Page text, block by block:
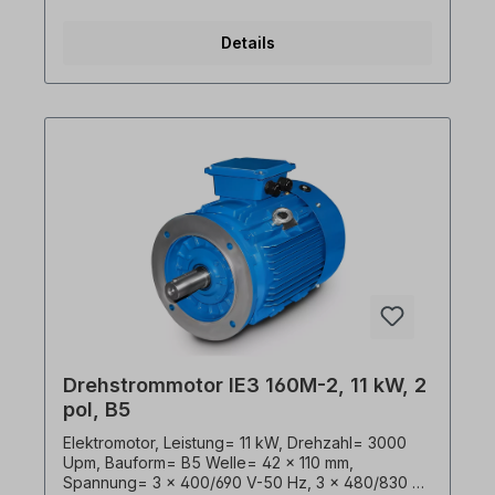
Kaltleiter, Gewicht= 109,0 kg, Betriebsart= S1-
Grauguss, Isolationsklasse= F (155°C),
den Kupplungsbetrieb ausgelegt. Bei
Riemenantrieb empfehlen wir verstärkte
Zylinderrollenlager Der Elektromotor ist für den
Frequenzumrichter- Einsatz und für beide
Drehrichtungen geeignet. Gemäß VDE 0105 bzw.
IEC 364 sind alle Arbeiten am Elektroantrieb nur
von qualifiziertem Fachpersonal durchzuführen.
Bei Modifikationen oder Sonderausführungen
bitte Anfrage zusenden. Alle Produktfotos sind
unverbindliche Beispiele! Technische Änderungen
Details
Drehstrommotor IE3 160M-2, 11 kW, 2
pol, B5
Elektromotor, Leistung= 11 kW, Drehzahl= 3000
Upm, Bauform= B5 Welle= 42 x 110 mm,
Spannung= 3 x 400/690 V-50 Hz, 3 x 480/830 V-